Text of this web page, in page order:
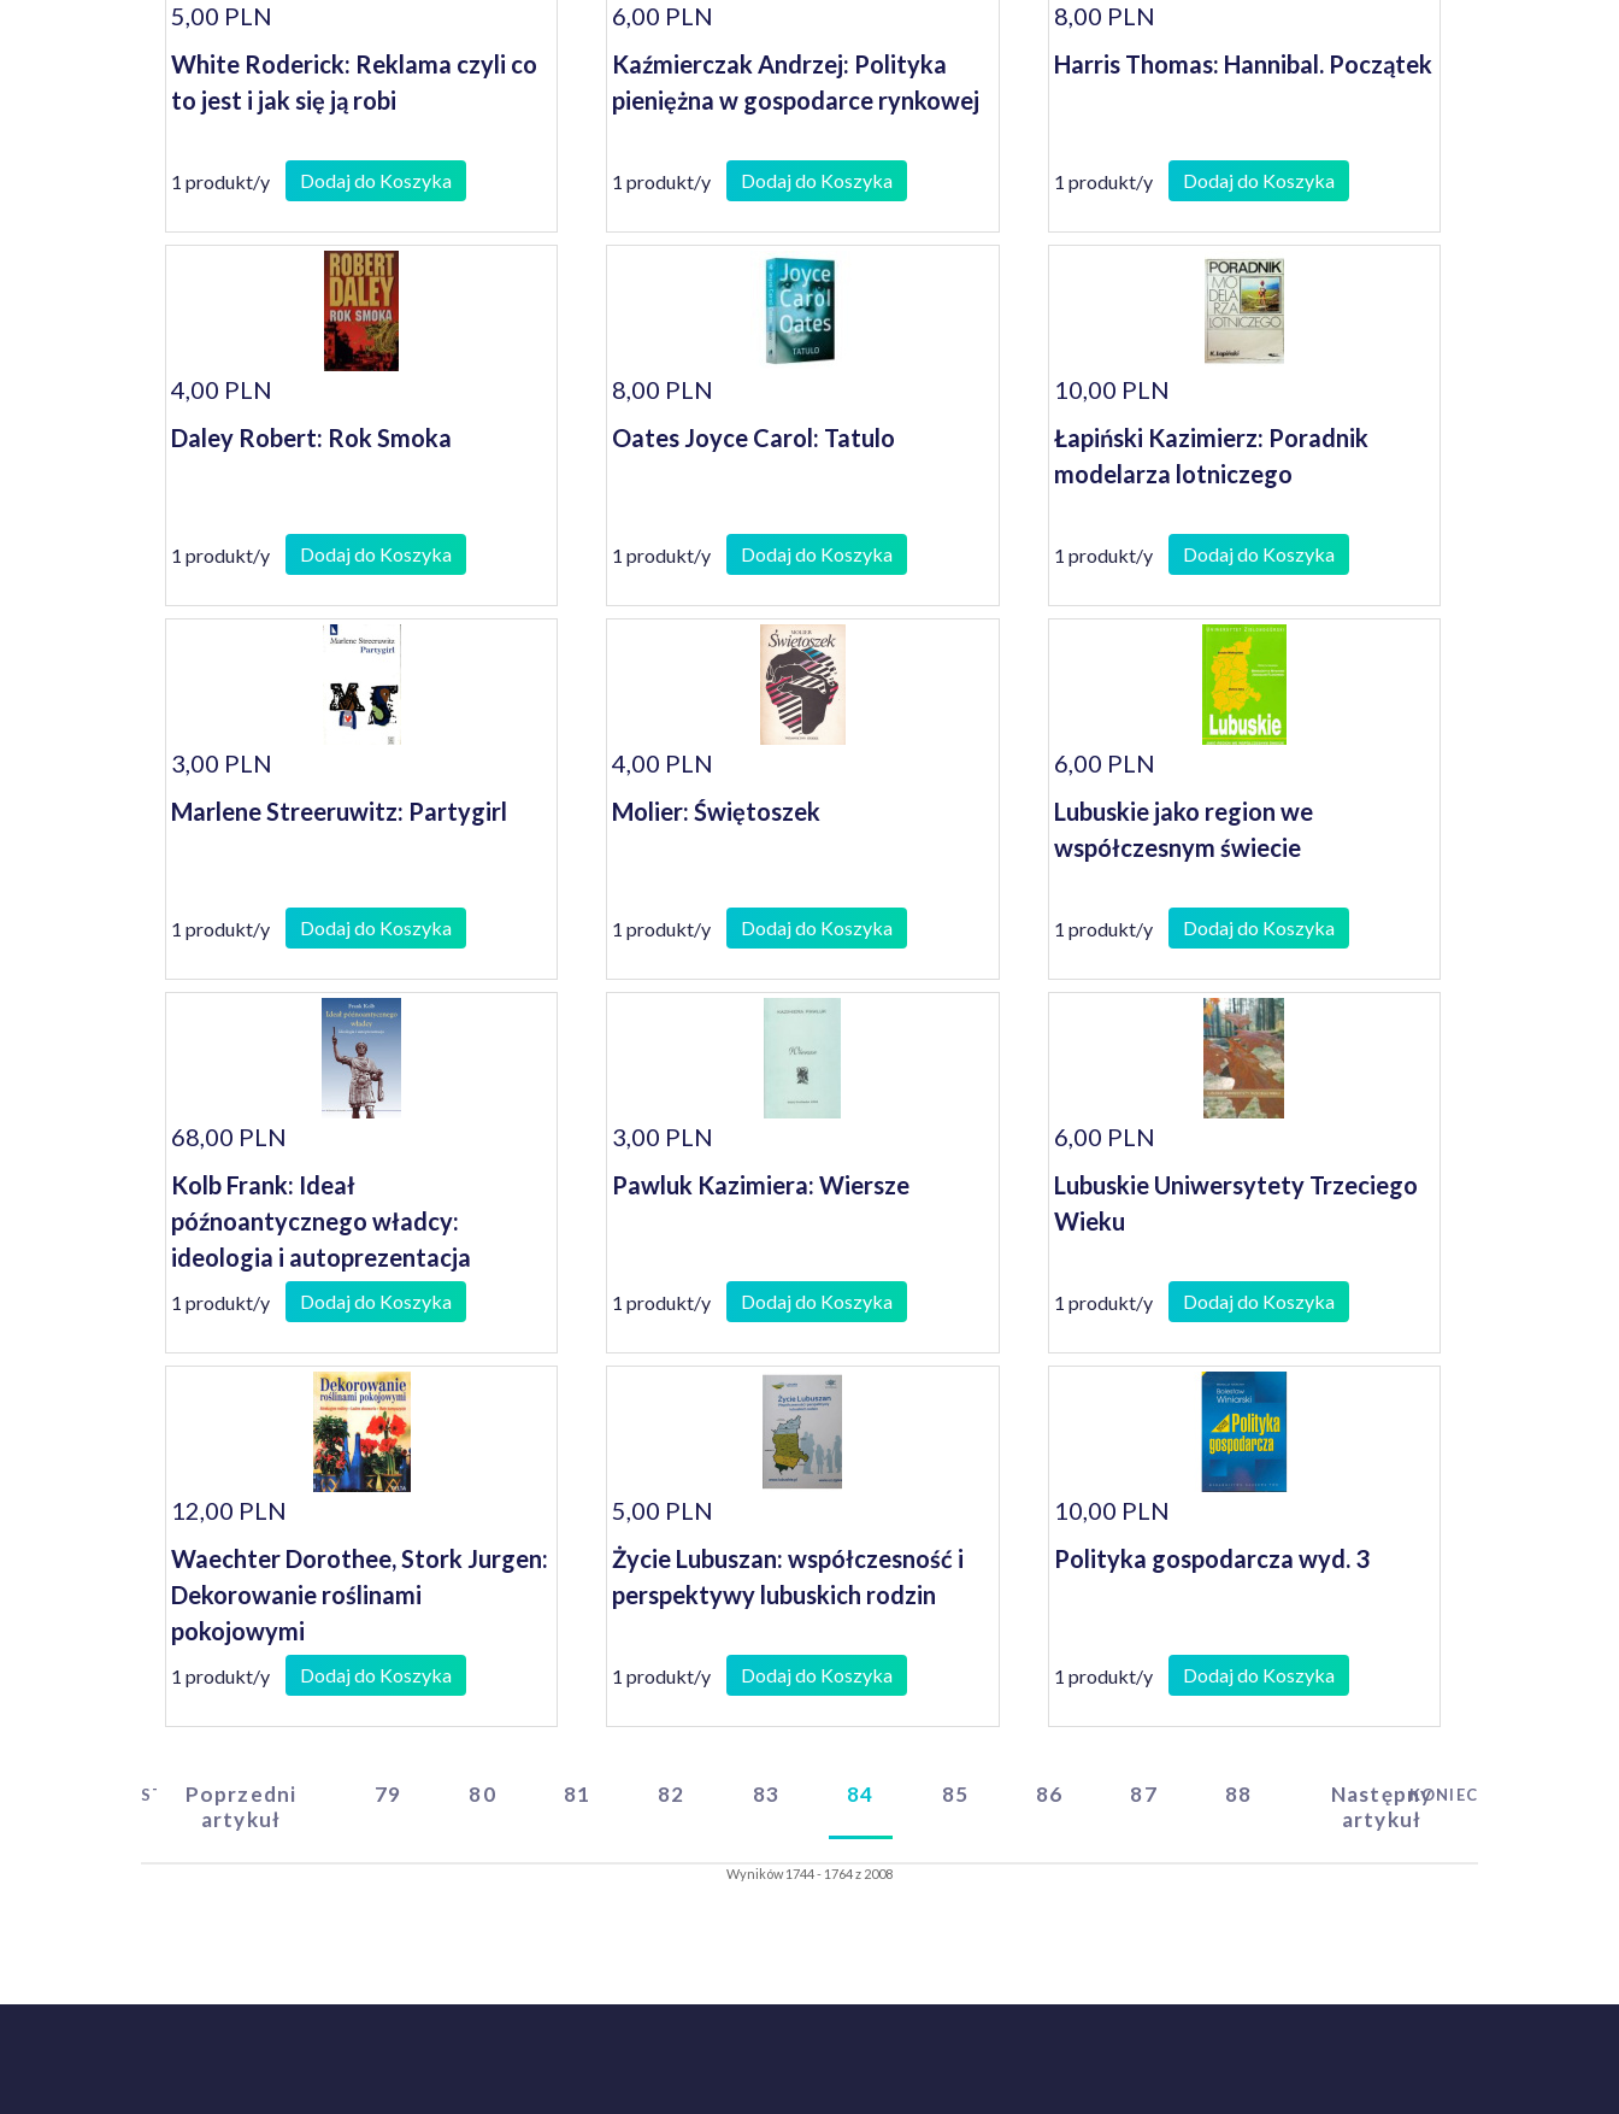
5,00 PLN
White Roderick: Reklama czyli co
to jest i jak się ją robi
1 produkt/y Dodaj do Koszyka
6,00 PLN
Kaźmierczak Andrzej: Polityka
pieniężna w gospodarce rynkowej
1 produkt/y Dodaj do Koszyka
8,00 PLN
Harris Thomas: Hannibal. Początek
1 produkt/y Dodaj do Koszyka
4,00 PLN
Daley Robert: Rok Smoka
1 produkt/y Dodaj do Koszyka
8,00 PLN
Oates Joyce Carol: Tatulo
1 produkt/y Dodaj do Koszyka
10,00 PLN
Łapiński Kazimierz: Poradnik
modelarza lotniczego
1 produkt/y Dodaj do Koszyka
3,00 PLN
Marlene Streeruwitz: Partygirl
1 produkt/y Dodaj do Koszyka
4,00 PLN
Molier: Świętoszek
1 produkt/y Dodaj do Koszyka
6,00 PLN
Lubuskie jako region we
współczesnym świecie
1 produkt/y Dodaj do Koszyka
68,00 PLN
Kolb Frank: Ideał
późnoantycznego władcy:
ideologia i autoprezentacja
1 produkt/y Dodaj do Koszyka
3,00 PLN
Pawluk Kazimiera: Wiersze
1 produkt/y Dodaj do Koszyka
6,00 PLN
Lubuskie Uniwersytety Trzeciego
Wieku
1 produkt/y Dodaj do Koszyka
12,00 PLN
Waechter Dorothee, Stork Jurgen:
Dekorowanie roślinami
pokojowymi
1 produkt/y Dodaj do Koszyka
5,00 PLN
Życie Lubuszan: współczesność i
perspektywy lubuskich rodzin
1 produkt/y Dodaj do Koszyka
10,00 PLN
Polityka gospodarcza wyd. 3
1 produkt/y Dodaj do Koszyka
STARTPoprzedni
artykuł
79 80 81 82 83 84 85 86 87 88
Następny
artykuł
KONIEC
Wyników 1744 - 1764 z 2008